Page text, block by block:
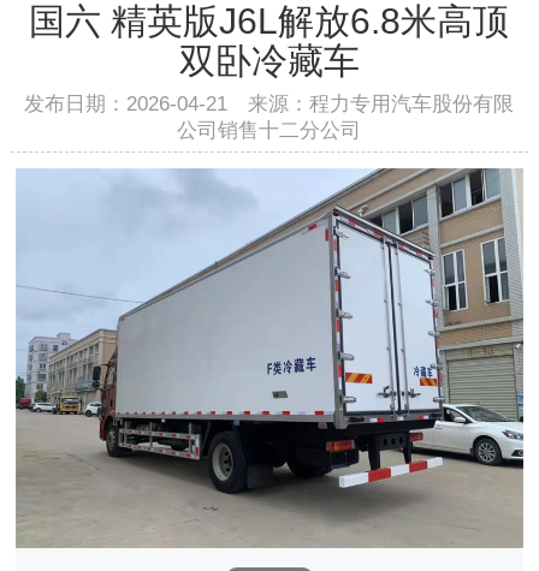
国六 精英版J6L解放6.8米高顶
双卧冷藏车
发布日期：2026-04-21 来源：程力专用汽车股份有限
公司销售十二分公司